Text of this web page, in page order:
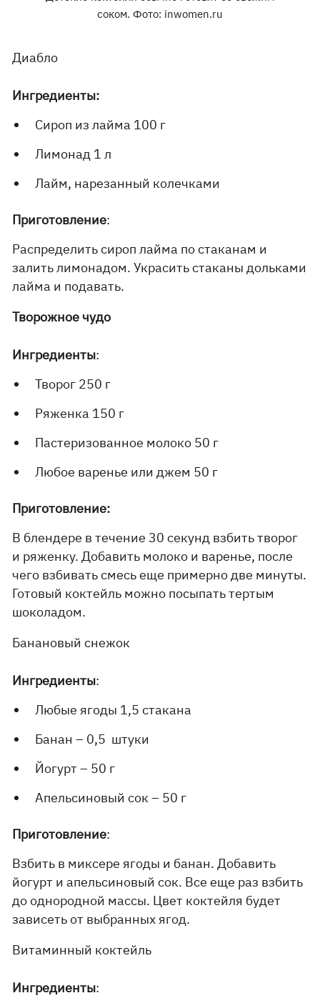
соком. Фото: inwomen.ru
Диабло
Ингредиенты:
Сироп из лайма 100 г
Лимонад 1 л
Лайм, нарезанный колечками
Приготовление:
Распределить сироп лайма по стаканам и
залить лимонадом. Украсить стаканы дольками
лайма и подавать.
Творожное чудо
Ингредиенты:
Творог 250 г
Ряженка 150 г
Пастеризованное молоко 50 г
Любое варенье или джем 50 г
Приготовление:
В блендере в течение 30 секунд взбить творог
и ряженку. Добавить молоко и варенье, после
чего взбивать смесь еще примерно две минуты.
Готовый коктейль можно посыпать тертым
шоколадом.
Банановый снежок
Ингредиенты:
Любые ягоды 1,5 стакана
Банан – 0,5 штуки
Йогурт – 50 г
Апельсиновый сок – 50 г
Приготовление:
Взбить в миксере ягоды и банан. Добавить
йогурт и апельсиновый сок. Все еще раз взбить
до однородной массы. Цвет коктейля будет
зависеть от выбранных ягод.
Витаминный коктейль
Ингредиенты: